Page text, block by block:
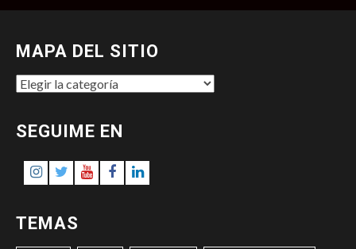
MAPA DEL SITIO
MAPA
SITIO
SEGUIME EN
Instagram
TwitterYoutubeFacebookLinkedIn
TEMAS